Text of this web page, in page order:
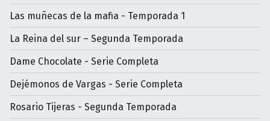
Las muñecas de la mafia - Temporada 1
La Reina del sur – Segunda Temporada
Dame Chocolate - Serie Completa
Dejémonos de Vargas - Serie Completa
Rosario Tijeras - Segunda Temporada